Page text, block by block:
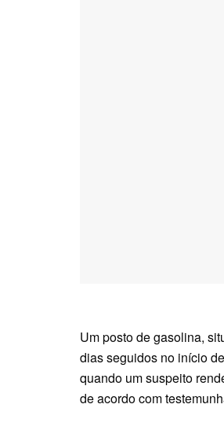
Um posto de gasolina,
dias seguidos no início
quando um suspeito
de acordo com